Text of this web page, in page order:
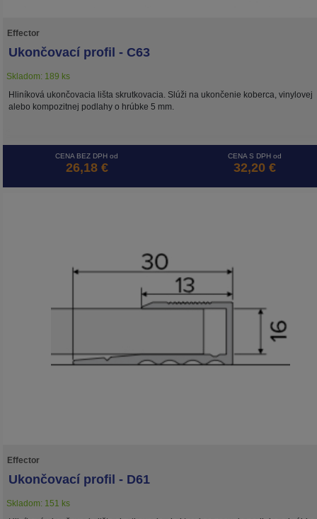
Effector
Ukončovací profil - C63
Skladom: 189 ks
Hliníková ukončovacia lišta skrutkovacia. Slúži na ukončenie koberca, vinylovej
alebo kompozitnej podlahy o hrúbke 5 mm.
CENA BEZ DPH od
26,18 €
CENA S DPH od
32,20 €
Effector
Ukončovací profil - D61
Skladom: 151 ks